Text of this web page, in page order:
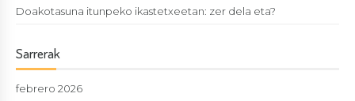
Doakotasuna itunpeko ikastetxeetan: zer dela eta?
Sarrerak
febrero 2026